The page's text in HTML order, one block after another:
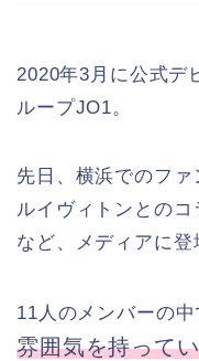
2020年3月に公式デ
ループJO1。
先日、横浜でのファ
ルイヴィトンとの
など、メディアに登
11人のメンバーの中
雰囲気を持って